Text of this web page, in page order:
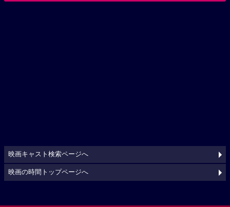
映画キャスト検索ページへ
映画の時間トップページへ